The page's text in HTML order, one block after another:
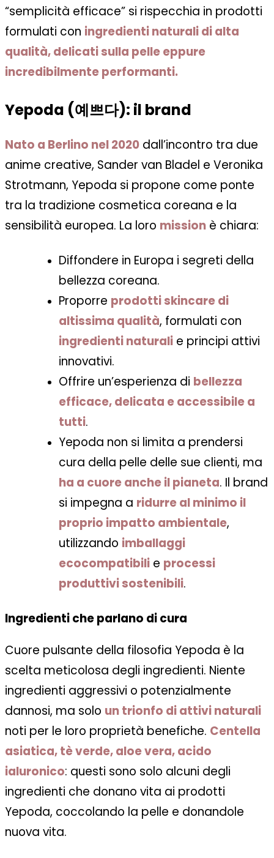
“semplicità efficace” si rispecchia in prodotti
formulati con ingredienti naturali di alta
qualità, delicati sulla pelle eppure
incredibilmente performanti.
Yepoda (예쁘다): il brand
Nato a Berlino nel 2020 dall’incontro tra due
anime creative, Sander van Bladel e Veronika
Strotmann, Yepoda si propone come ponte
tra la tradizione cosmetica coreana e la
sensibilità europea. La loro mission è chiara:
Diffondere in Europa i segreti della
bellezza coreana.
Proporre prodotti skincare di
altissima qualità, formulati con
ingredienti naturali e principi attivi
innovativi.
Offrire un’esperienza di bellezza
efficace, delicata e accessibile a
tutti.
Yepoda non si limita a prendersi
cura della pelle delle sue clienti, ma
ha a cuore anche ilpianeta. Il brand
si impegna a ridurre al minimo il
proprio impatto ambientale,
utilizzando imballaggi
ecocompatibili e processi
produttivi sostenibili.
Ingredienti che parlano di cura
Cuore pulsante della filosofia Yepoda è la
scelta meticolosa degli ingredienti. Niente
ingredienti aggressivi o potenzialmente
dannosi, ma solo un trionfo di attivi naturali
noti per le loro proprietà benefiche. Centella
asiatica, tè verde, aloe vera, acido
ialuronico: questi sono solo alcuni degli
ingredienti che donano vita ai prodotti
Yepoda, coccolando la pelle e donandole
nuova vita.